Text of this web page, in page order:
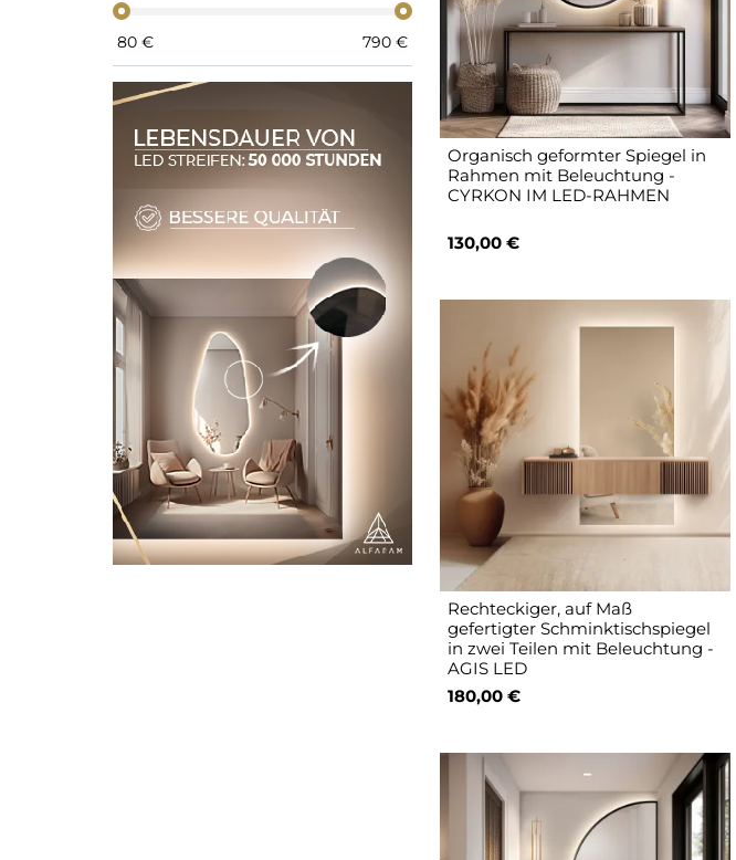
80 € 790 €
Organisch geformter Spiegel in
Rahmen mit Beleuchtung -
CYRKON IM LED-RAHMEN
130,00 €
Rechteckiger, auf Maß
gefertigter Schminktischspiegel
in zwei Teilen mit Beleuchtung -
AGIS LED
180,00 €